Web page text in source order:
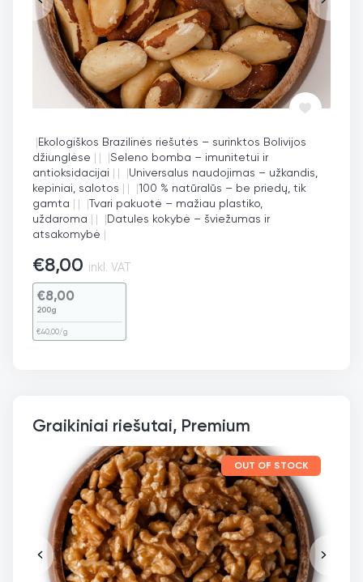
|Ekologiškos Brazilinės riešutės – surinktos Bolivijos
džiunglėse | | |Seleno bomba – imunitetui ir
antioksidacijai | | |Universalus naudojimas – užkandis,
kepiniai, salotos | | |100 % natūralūs – be priedų, tik
gamta | | |Tvari pakuotė – mažiau plastiko,
uždaroma | | |Datules kokybė – šviežumas ir
atsakomybė |
€8,00 inkl. VAT
€8,00
200g
€40,00/g
Graikiniai riešutai, Premium
OUT OF STOCK